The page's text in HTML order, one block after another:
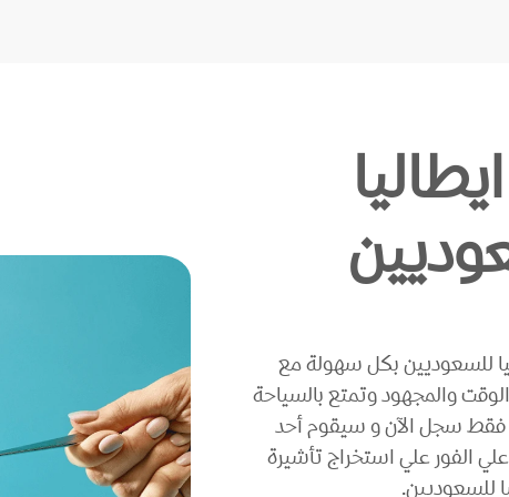
للسعوديين بكل سهولة مع
والمجهود وتمتع بالسياحة
فقط سجل الآن و سيقوم أحد
الفور علي استخراج تأشيرة